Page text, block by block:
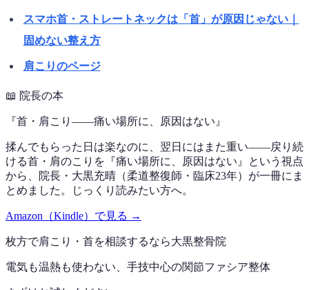
スマホ首・ストレートネックは「首」が原因じゃない｜
固めない整え方
肩こりのページ
📖 院長の本
『首・肩こり——痛い場所に、原因はない 』
揉んでもらった日は楽なのに、翌日にはまた重い——戻り続
ける首・肩のこりを『痛い場所に、原因はない』という視点
から、院長・大黒充晴（柔道整復師・臨床23年）が一冊にま
とめました。じっくり読みたい方へ。
Amazon（Kindle）で見る →
枚方で肩こり・首を相談するなら大黒整骨院
電気も温熱も使わない、手技中心の関節ファシア整体